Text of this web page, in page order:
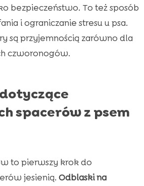
bezpieczeństwo. To też sposób
i ograniczanie stresu u psa.
są przyjemnością zarówno dla
czworonogów.
spacerów z psem
to pierwszy krok do
jesienią. Odblaski na